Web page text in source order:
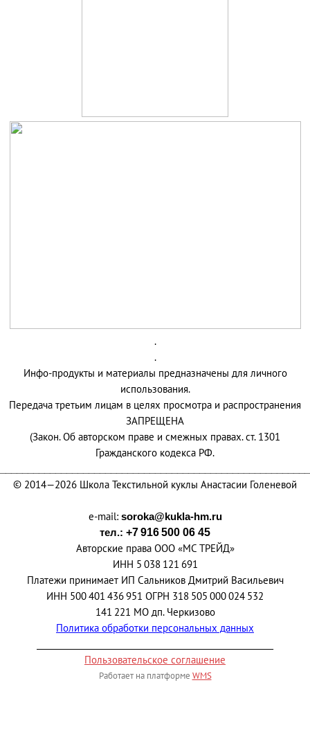
.
.
Инфо-продукты и материалы предназначены для личного
использования.
Передача третьим лицам в целях просмотра и распространения
ЗАПРЕЩЕНА
(Закон. Об авторском праве и смежных правах. ст. 1301
Гражданского кодекса РФ.
© 2014—2026 Школа Текстильной куклы Анастасии Голеневой
e-mail: soroka@kukla-hm.ru
тел.: +7 916 500 06 45
Авторские права ООО «МС ТРЕЙД»
ИНН 5 038 121 691
Платежи принимает ИП Сальников Дмитрий Васильевич
ИНН 500 401 436 951 ОГРН 318 505 000 024 532
141 221 МО дп. Черкизово
Политика обработки персональных данных
Пользовательское соглашение
Работает на платформе WMS